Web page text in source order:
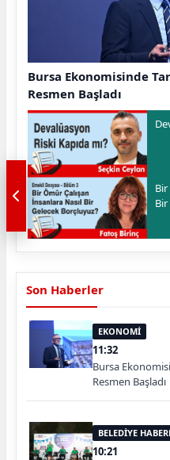
Bursa Ekonomisinde
Resmen Başladı
Son Haberler
EKONOMİ
11:32
Bursa
Resmen Başladı
BELEDİYE
10:21